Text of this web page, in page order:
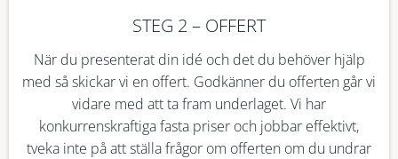
STEG 2 – OFFERT
När du presenterat din idé och det du behöver hjälp
med så skickar vi en offert. Godkänner du offerten går vi
vidare med att ta fram underlaget. Vi har
konkurrenskraftiga fasta priser och jobbar effektivt,
tveka inte på att ställa frågor om offerten om du undrar